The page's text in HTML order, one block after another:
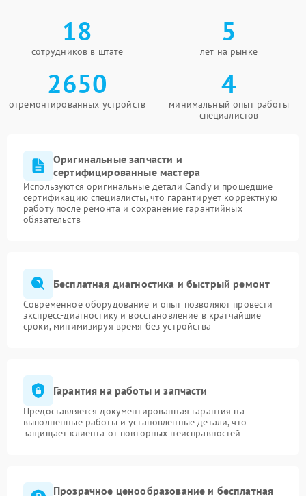
18
сотрудников в штате
5
лет на рынке
2650
отремонтированных устройств
4
минимальный опыт работы
специалистов
Оригинальные запчасти и
сертифицированные мастера
Используются оригинальные детали Candy и прошедшие
сертификацию специалисты, что гарантирует корректную
работу после ремонта и сохранение гарантийных
обязательств
Бесплатная диагностика и быстрый ремонт
Современное оборудование и опыт позволяют провести
экспресс-диагностику и восстановление в кратчайшие
сроки, минимизируя время без устройства
Гарантия на работы и запчасти
Предоставляется документированная гарантия на
выполненные работы и установленные детали, что
защищает клиента от повторных неисправностей
Прозрачное ценообразование и бесплатная